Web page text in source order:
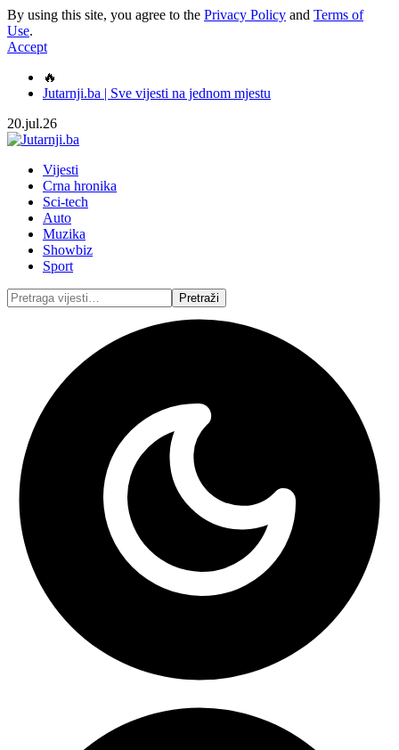
By using this site, you agree to the Privacy Policy and Terms of
Use.
Accept
🔥
Jutarnji.ba | Sve vijesti na jednom mjestu
20.jul.26
Vijesti
Crna hronika
Sci-tech
Auto
Muzika
Showbiz
Sport